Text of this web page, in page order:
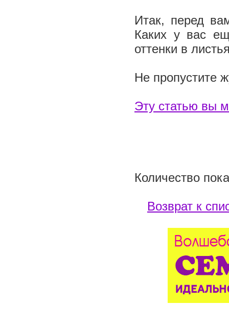
Итак, перед
Каких у вас
оттенки в
Не пропустите
Эту статью вы
Количество
Возврат к